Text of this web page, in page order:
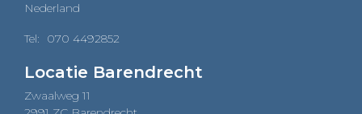
Nederland
Tel: 070 4492852
Locatie Barendrecht
Zwaalweg 11